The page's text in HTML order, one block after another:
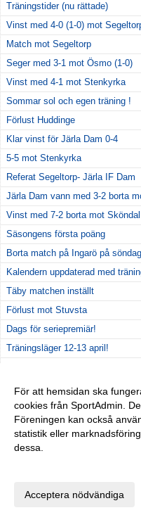
Träningstider (nu rättade)
Vinst med 4-0 (1-0) mot
Match mot Segeltorp
Seger med 3-1 mot Ösmo (1-0)
Vinst med 4-1 mot Stenkyrka
Sommar sol och egen träning !
Förlust Huddinge
Klar vinst för Järla Dam 0-4
5-5 mot Stenkyrka
Referat Segeltorp- Järla IF Dam
Järla Dam vann med 3-2 borta
Vinst med 7-2 borta mot Sköndal
Säsongens första poäng
Borta match på Ingarö på söndag
Kalendern uppdaterad med
Täby matchen inställt
Förlust mot Stuvsta
Dags för seriepremiär!
Träningsläger 12-13 april!
Oavgjort mot AIK efter bra spel
Träningsmatch mot AIK
Nya ledare 2014
För att hemsidan ska
cookies från SportAdmin.
Föreningen kan också
statistik eller
dessa.
Acceptera nödvändiga